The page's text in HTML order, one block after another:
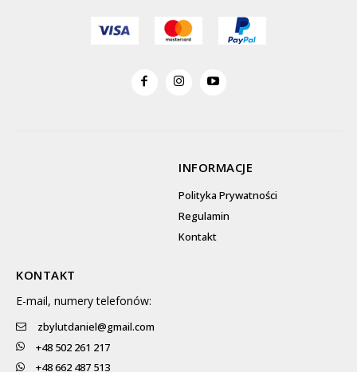
INFORMACJE
Polityka Prywatności
Regulamin
Kontakt
KONTAKT
E-mail, numery telefonów:
zbylutdaniel@gmail.com
+48 502 261 217
+48 662 487 513